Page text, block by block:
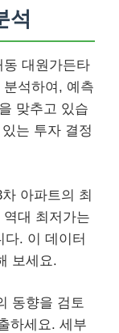
석
대원가든타
석하여, 예측
맞추고 있습
는 투자 결정
아파트의 최
대 최저가는
다. 이 데이터
보세요.
동향을 검토
하세요. 세부